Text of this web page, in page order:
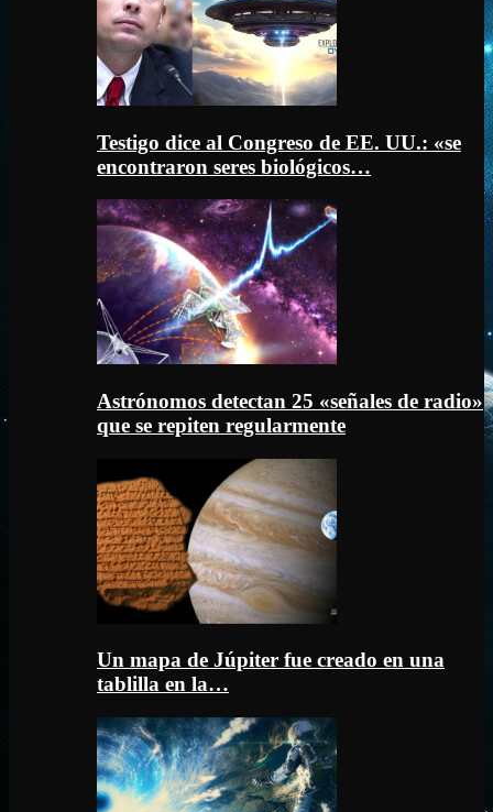
Testigo dice al Congreso de EE. UU.: «se
encontraron seres biológicos…
Astrónomos detectan 25 «señales de radio»
que se repiten regularmente
Un mapa de Júpiter fue creado en una
tablilla en la…